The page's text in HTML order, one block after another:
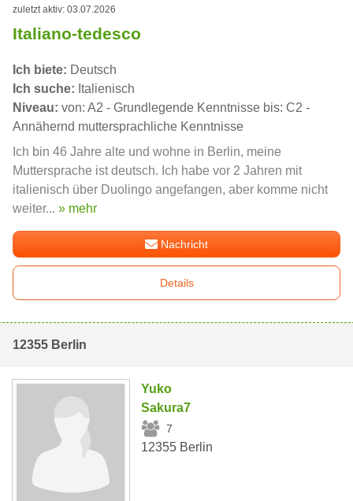
zuletzt aktiv: 03.07.2026
Italiano-tedesco
Ich biete: Deutsch
Ich suche: Italienisch
Niveau: von: A2 - Grundlegende Kenntnisse bis: C2 -
Annähernd muttersprachliche Kenntnisse
Ich bin 46 Jahre alte und wohne in Berlin, meine
Muttersprache ist deutsch. Ich habe vor 2 Jahren mit
italienisch über Duolingo angefangen, aber komme nicht
weiter... » mehr
Nachricht
Details
12355 Berlin
Yuko
Sakura7
7
12355 Berlin